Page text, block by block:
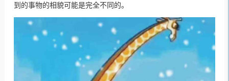
到的事物的相貌可能是完全不同的。